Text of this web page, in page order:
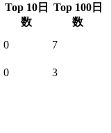
Top 10日
数
Top 100日
数
0
7
0
3